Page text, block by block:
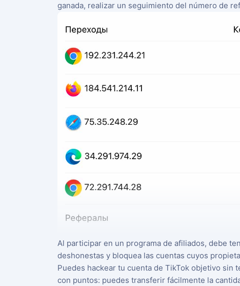
ganada, realizar un seguimiento del número de
Al participar en un programa de afiliados, debe
deshonestas y bloquea las cuentas cuyos
Puedes hackear tu cuenta de TikTok objetivo sin
con puntos: puedes transferir fácilmente la